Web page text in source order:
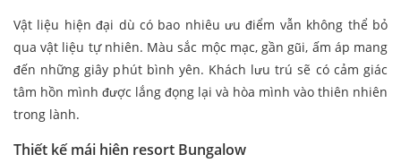
Vật liệu hiện đại dù có bao nhiêu ưu điểm vẫn không thể bỏ
qua vật liệu tự nhiên. Màu sắc mộc mạc, gần gũi, ấm áp mang
đến những giây phút bình yên. Khách lưu trú sẽ có cảm giác
tâm hồn mình được lắng đọng lại và hòa mình vào thiên nhiên
trong lành.
Thiết kế mái hiên resort Bungalow